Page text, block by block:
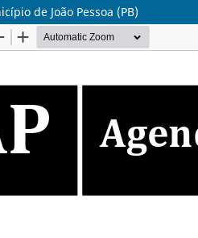
de João Pessoa (PB)